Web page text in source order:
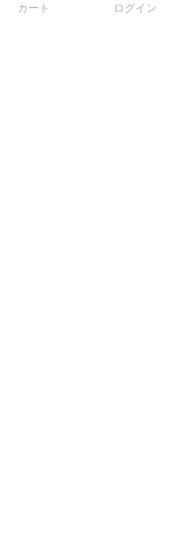
カート ログイン